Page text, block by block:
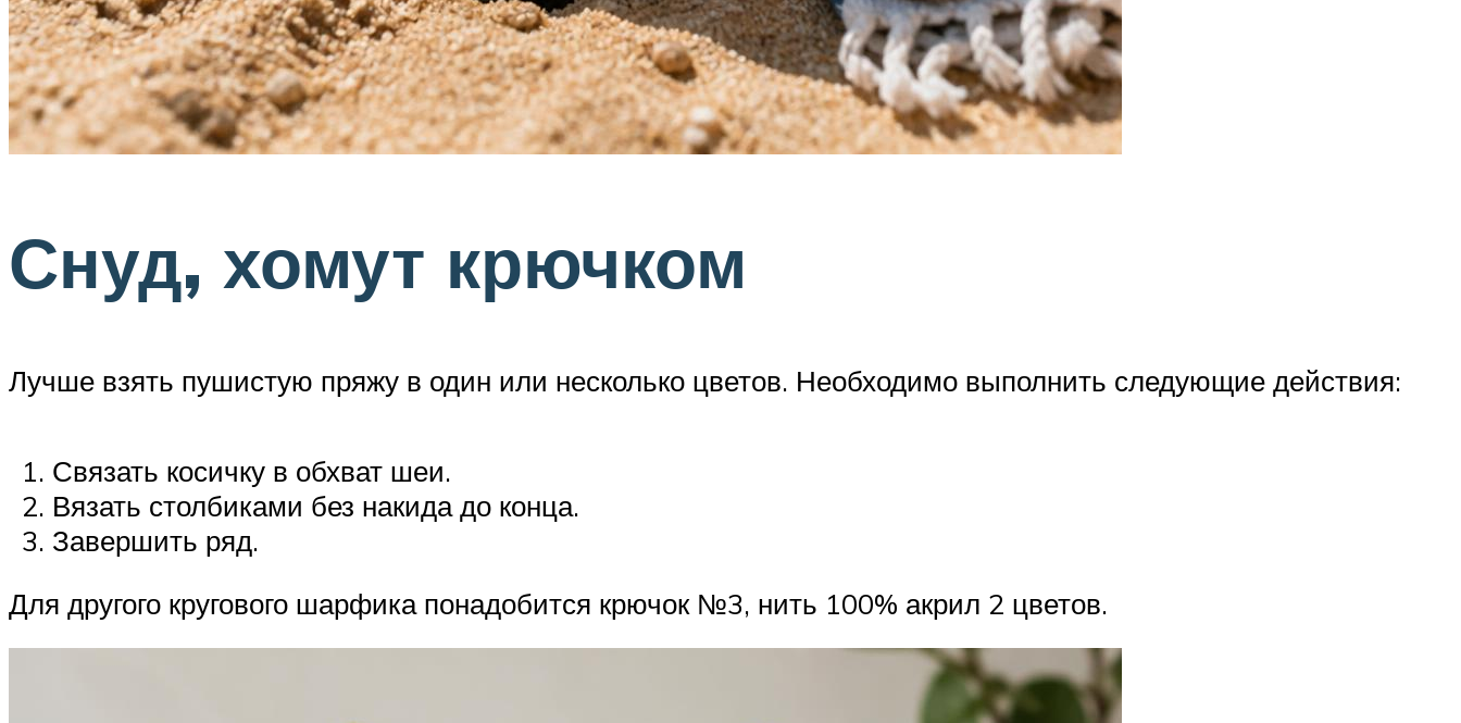
Снуд, хомут крючком
Лучше взять пушистую пряжу в один или несколько цветов. Необходимо выполнить следующие действия:
Связать косичку в обхват шеи.
Вязать столбиками без накида до конца.
Завершить ряд.
Для другого кругового шарфика понадобится крючок №3, нить 100% акрил 2 цветов.